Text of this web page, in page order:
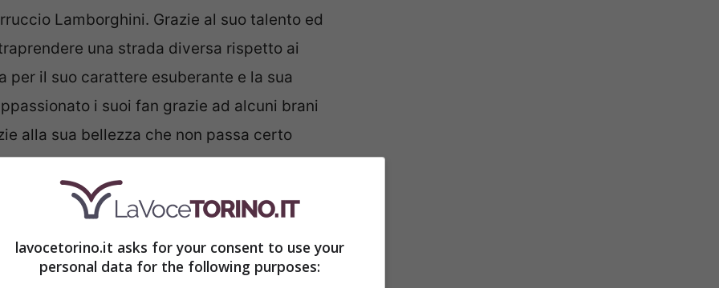
Lamborghini. Grazie al suo talento ed
una strada diversa rispetto ai
il suo carattere esuberante e la sua
i suoi fan grazie ad alcuni brani
alla sua bellezza che non passa certo
come perdere 7 chili in
lavocetorino.it asks for your consent to use your
personal data for the following purposes: